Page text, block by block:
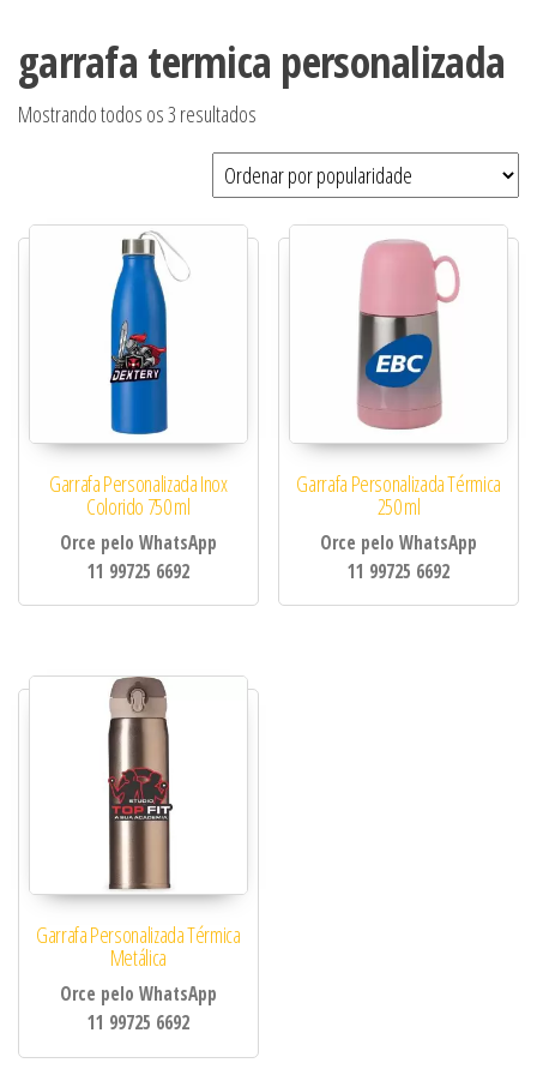
garrafa termica personalizada
Mostrando todos os 3 resultados
Garrafa Personalizada Inox
Colorido 750 ml
Orce pelo WhatsApp
11 99725 6692
Garrafa Personalizada Térmica
250 ml
Orce pelo WhatsApp
11 99725 6692
Garrafa Personalizada Térmica
Metálica
Orce pelo WhatsApp
11 99725 6692